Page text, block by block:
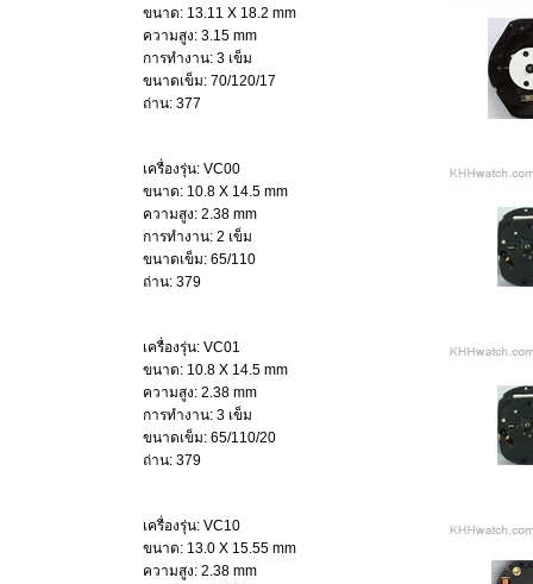
ขนาด: 13.11 X 18.2 mm
ความสูง: 3.15 mm
การทำงาน: 3 เข็ม
ขนาดเข็ม: 70/120/17
ถ่าน: 377
เครื่องรุ่น: VC00
ขนาด: 10.8 X 14.5 mm
ความสูง: 2.38 mm
การทำงาน: 2 เข็ม
ขนาดเข็ม: 65/110
ถ่าน: 379
เครื่องรุ่น: VC01
ขนาด: 10.8 X 14.5 mm
ความสูง: 2.38 mm
การทำงาน: 3 เข็ม
ขนาดเข็ม: 65/110/20
ถ่าน: 379
เครื่องรุ่น: VC10
ขนาด: 13.0 X 15.55 mm
ความสูง: 2.38 mm